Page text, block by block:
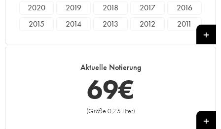
2020 2019 2018 2017
2016
2015
2014 2013 2012
2011
1999 1998 1997
1993
Aktuelle Notierung
69€
(Größe 0,75 Liter)
+